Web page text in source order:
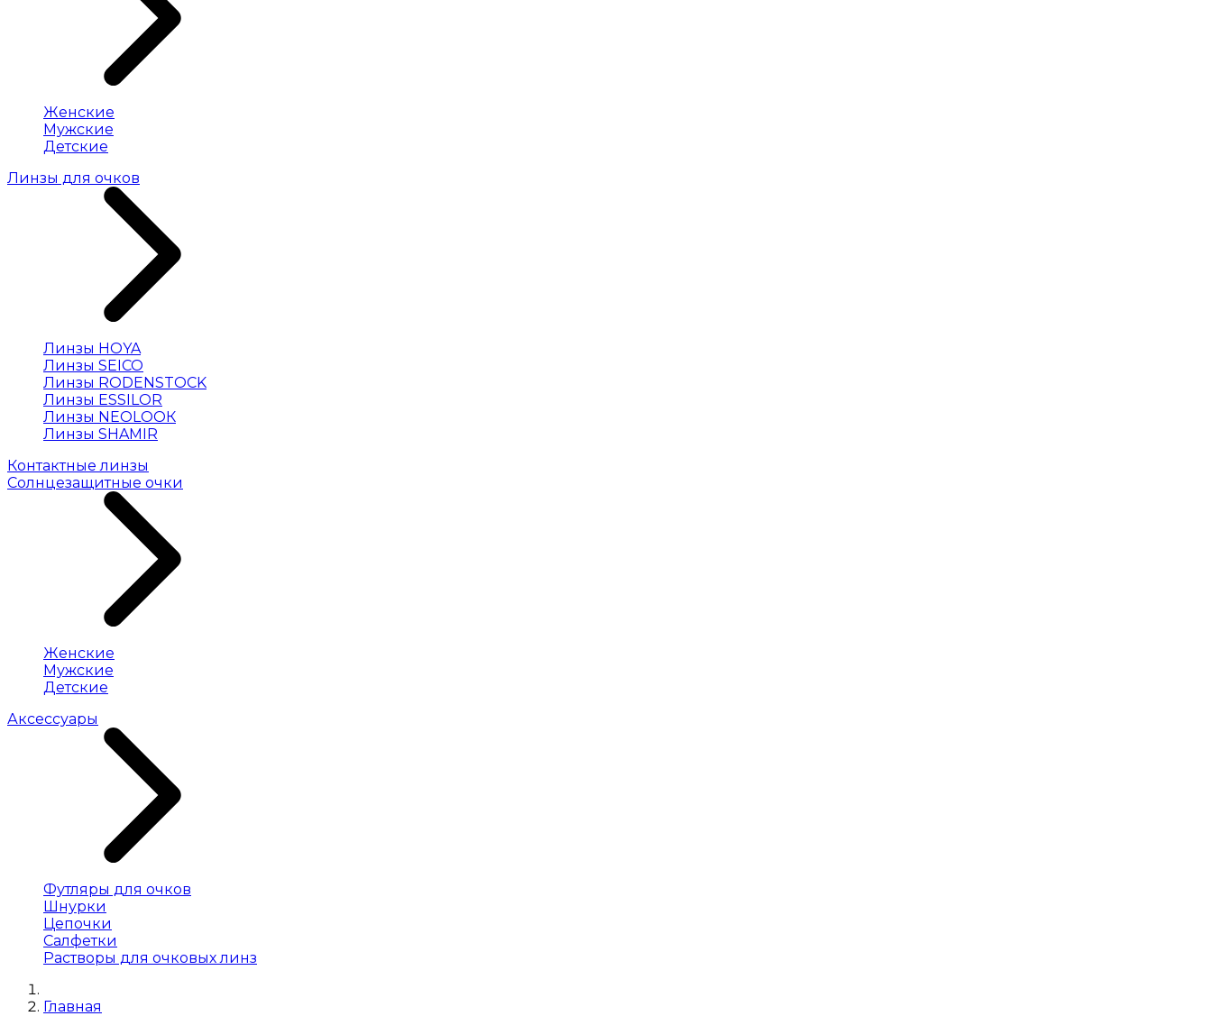
Женские
Мужские
Детские
Линзы для очков
Линзы HOYA
Линзы SEICO
Линзы RODENSTOCK
Линзы ESSILOR
Линзы NEOLOOК
Линзы SHAMIR
Контактные линзы
Солнцезащитные очки
Женские
Мужские
Детские
Аксессуары
Футляры для очков
Шнурки
Цепочки
Салфетки
Растворы для очковых линз
Главная